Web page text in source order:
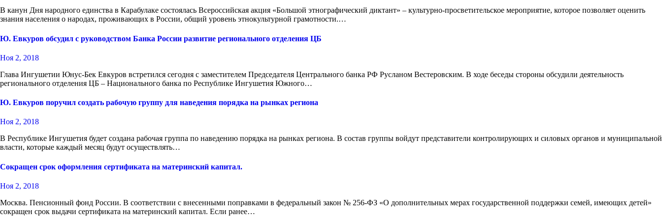
В канун Дня народного единства в Карабулаке состоялась Всероссийская акция «Большой этнографический диктант» – культурно-просветительское мероприятие, которое позволяет оценить
знания населения о народах, проживающих в России, общий уровень этнокультурной грамотности.…
Ю. Евкуров обсудил с руководством Банка России развитие регионального отделения ЦБ
Ноя 2, 2018
Глава Ингушетии Юнус-Бек Евкуров встретился сегодня с заместителем Председателя Центрального банка РФ Русланом Вестеровским. В ходе беседы стороны обсудили деятельность
регионального отделения ЦБ – Национального банка по Республике Ингушетия Южного…
Ю. Евкуров поручил создать рабочую группу для наведения порядка на рынках региона
Ноя 2, 2018
В Республике Ингушетия будет создана рабочая группа по наведению порядка на рынках региона. В состав группы войдут представители контролирующих и силовых органов и муниципальной
власти, которые каждый месяц будут осуществлять…
Сокращен срок оформления сертификата на материнский капитал.
Ноя 2, 2018
Москва. Пенсионный фонд России. В соответствии с внесенными поправками в федеральный закон № 256-ФЗ «О дополнительных мерах государственной поддержки семей, имеющих детей»
сокращен срок выдачи сертификата на материнский капитал. Если ранее…